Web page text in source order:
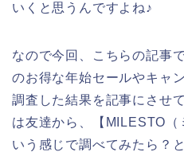
いくと思うんですよね♪
なので今回、こちらの記事
のお得な年始セールやキャ
調査した結果を記事にさせ
は友達から、【MILESTO（
いう感じで調べてみたら？